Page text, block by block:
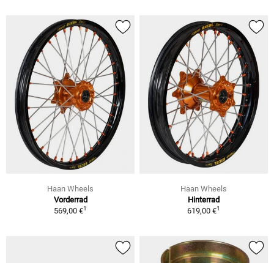
Haan Wheels
Vorderrad
569,00 €1
Haan Wheels
Hinterrad
619,00 €1